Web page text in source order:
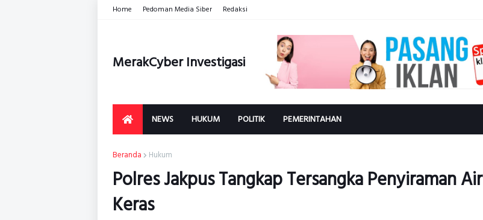
Home Pedoman Media Siber Redaksi
MerakCyber Investigasi
NEWS HUKUM POLITIK PEMERINTAHAN
Beranda Hukum
Polres Jakpus Tangkap Tersangka Penyiraman Air
Keras